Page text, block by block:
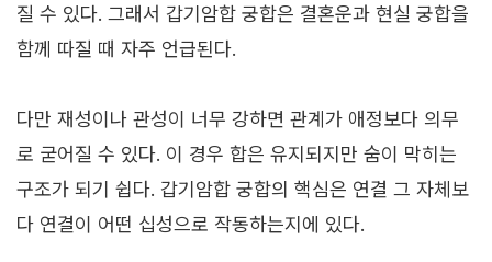
질 수 있다. 그래서 갑기암합 궁합은 결혼운과 현실 궁합을
함께 따질 때 자주 언급된다.
다만 재성이나 관성이 너무 강하면 관계가 애정보다 의무
로 굳어질 수 있다. 이 경우 합은 유지되지만 숨이 막히는
구조가 되기 쉽다. 갑기암합 궁합의 핵심은 연결 그 자체보
다 연결이 어떤 십성으로 작동하는지에 있다.